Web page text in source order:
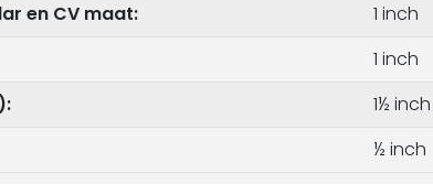
en CV maat:
1 inch
1 inch
1½ inch
½ inch